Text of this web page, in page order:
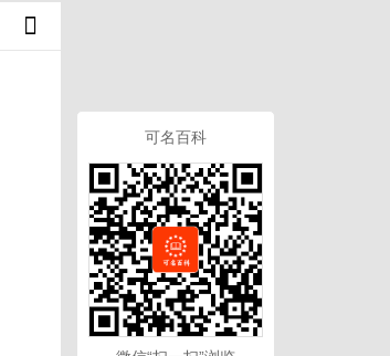
可名百科